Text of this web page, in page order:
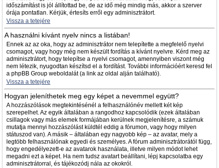
időszámítást is jól állítottad be, de az idő még mindig más, akkor a szerver
órája pontatlan. Kérjük, értesíts erről egy adminisztrátort.
Vissza a tetejére
A használni kívánt nyelv nincs a listában!
Ennek az az oka, hogy az adminisztrátor nem telepítette a megfelelő nyelvi
csomagot, vagy hogy még nem készült fordítás a kívánt nyelvre. Kérd meg az
adminisztrátort, hogy telepítse a nyelvi csomagot, amennyiben viszont még
nem létezik, nyugodtan készítsd el a fordítást. További információért keresd fel
a phpBB Group weboldalát (a link az oldal alján található).
Vissza a tetejére
Hogyan jeleníthetek meg egy képet a nevemmel együtt?
A hozzászólások megtekintésénél a felhasználónév mellett két kép
szerepelhet. Az egyik általában a rangodhoz kapcsolódik (ezek általában
csillagok vagy más elemek formájában kerülnek megjelenítésre, a számuk
mutatja mennyi hozzászólást küldtél eddig a fórumon, vagy hogy milyen
státuszod van). A másik – általában egy nagyobb kép – az avatar, mely a
legtöbb felhasználónak egyedi és személyes. A fórum adminisztrátorától függ,
hogy engedélyezett-e az avatarok használata, illetve milyen módot lehet
megadni ezt a képet. Ha nem tudsz avatart beállítani, lépj kapcsolatba egy
adminisztrátorral, és tájékozódj nála az okokról.